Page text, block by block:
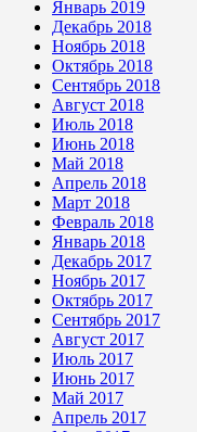
Январь 2019
Декабрь 2018
Ноябрь 2018
Октябрь 2018
Сентябрь 2018
Август 2018
Июль 2018
Июнь 2018
Май 2018
Апрель 2018
Март 2018
Февраль 2018
Январь 2018
Декабрь 2017
Ноябрь 2017
Октябрь 2017
Сентябрь 2017
Август 2017
Июль 2017
Июнь 2017
Май 2017
Апрель 2017